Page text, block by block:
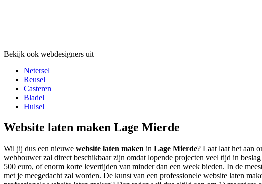
Bekijk ook webdesigners uit
Netersel
Reusel
Casteren
Bladel
Hulsel
Website laten maken Lage Mierde
Wil jij dus een nieuwe website laten maken in Lage Mierde? Laat laat het aan
webbouwer zal direct beschikbaar zijn omdat lopende projecten veel tijd in
500 euro, of enorm korte levertijden van minder dan een week bieden. In de
met je meegedacht zal worden. De kunst van een professionele website laten